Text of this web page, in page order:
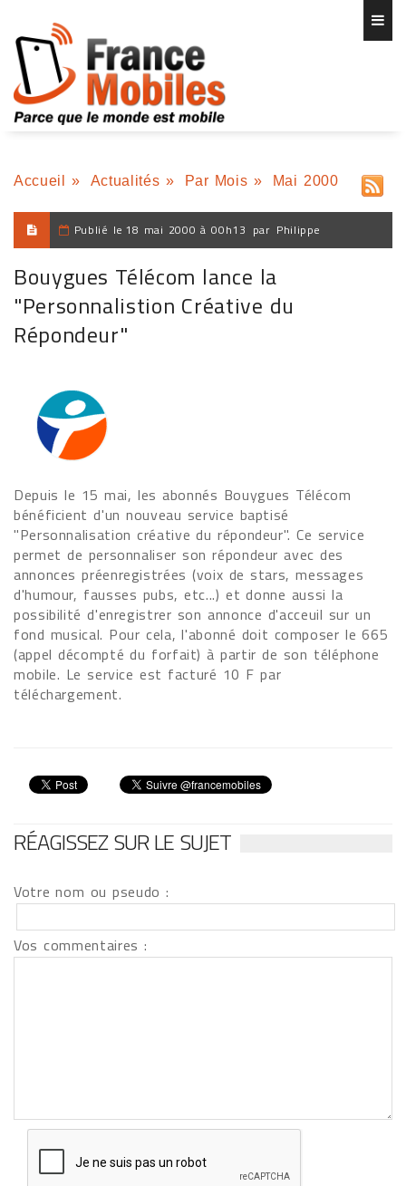
Accueil » Actualités » Par Mois » Mai 2000
Publié le 18 mai 2000 à 00h13 par Philippe
Bouygues Télécom lance la
"Personnalistion Créative du
Répondeur"
Depuis le 15 mai, les abonnés Bouygues Télécom
bénéficient d'un nouveau service baptisé
"Personnalisation créative du répondeur". Ce service
permet de personnaliser son répondeur avec des
annonces préenregistrées (voix de stars, messages
d'humour, fausses pubs, etc...) et donne aussi la
possibilité d'enregistrer son annonce d'acceuil sur un
fond musical. Pour cela, l'abonné doit composer le 665
(appel décompté du forfait) à partir de son téléphone
mobile. Le service est facturé 10 F par
téléchargement.
RÉAGISSEZ SUR LE SUJET
Votre nom ou pseudo :
Vos commentaires :